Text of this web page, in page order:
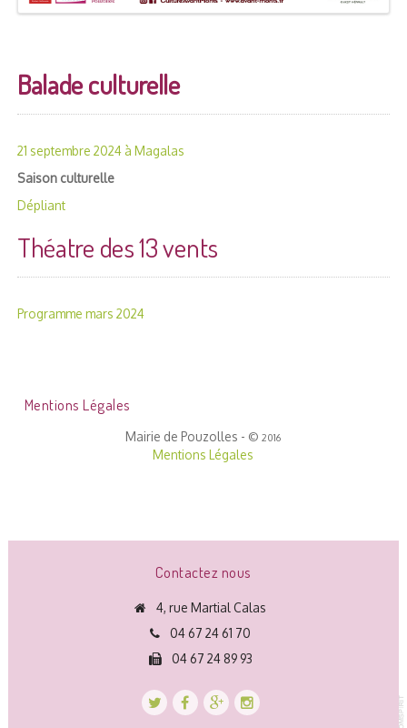
Balade culturelle
21 septembre 2024 à Magalas
Saison culturelle
Dépliant
Théatre des 13 vents
Programme mars 2024
Mentions Légales
Mairie de Pouzolles - ©2016
Mentions Légales
Contactez nous
4, rue Martial Calas
04 67 24 61 70
04 67 24 89 93